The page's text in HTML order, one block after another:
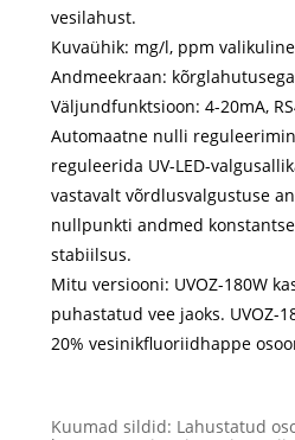
vesilahust.
Kuvaühik: mg/l, ppm
Andmeekraan:
Väljundfunktsioon: 4-20mA,
Automaatne nulli
reguleerida UV-LED-
vastavalt võrdlusvalgustuse
nullpunkti andmed
stabiilsus.
Mitu versiooni: UVOZ-180W
puhastatud vee jaoks. UVOZ-
20% vesinikfluoriidhappe
Kuumad sildid: Lahustatud